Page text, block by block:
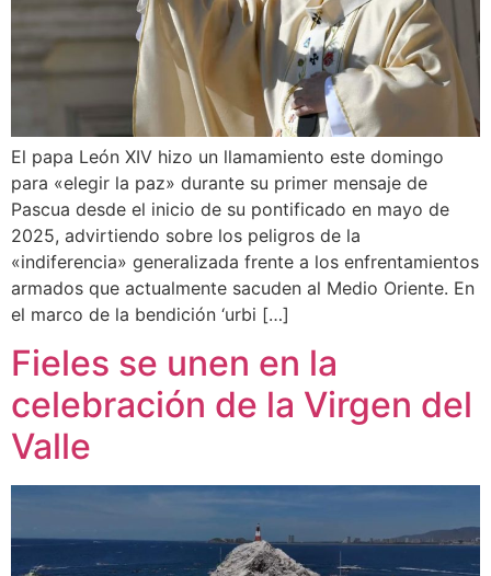
El papa León XIV hizo un llamamiento este domingo
para «elegir la paz» durante su primer mensaje de
Pascua desde el inicio de su pontificado en mayo de
2025, advirtiendo sobre los peligros de la
«indiferencia» generalizada frente a los enfrentamientos
armados que actualmente sacuden al Medio Oriente. En
el marco de la bendición ‘urbi […]
Fieles se unen en la
celebración de la Virgen del
Valle